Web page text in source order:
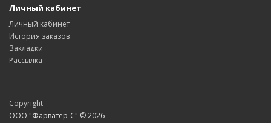
Личный кабинет
Личный кабинет
История заказов
Закладки
Рассылка
Copyright
ООО "Фарватер-С" © 2026